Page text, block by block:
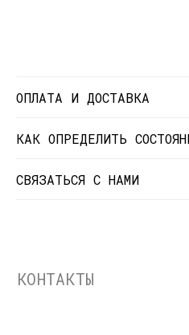
ОПЛАТА И ДОСТАВКА
КАК ОПРЕДЕЛИТЬ
СВЯЗАТЬСЯ С НАМИ